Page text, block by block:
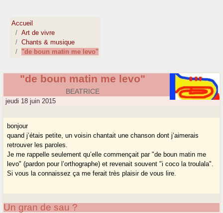
Accueil
Art de vivre
Chants & musique
"de boun matin me levo"
"de boun matin me levo"
BEATRICE
jeudi 18 juin 2015
bonjour
quand j’étais petite, un voisin chantait une chanson dont j’aimerais
retrouver les paroles.
Je me rappelle seulement qu’elle commençait par "de boun matin me
levo" (pardon pour l’orthographe) et revenait souvent "i coco la troulala".
Si vous la connaissez ça me ferait très plaisir de vous lire.
Un gran de sau ?